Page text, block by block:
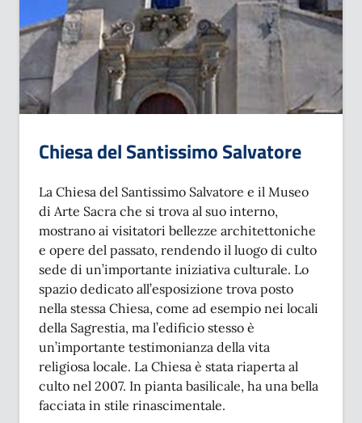
Chiesa del Santissimo Salvatore
La Chiesa del Santissimo Salvatore e il Museo
di Arte Sacra che si trova al suo interno,
mostrano ai visitatori bellezze architettoniche
e opere del passato, rendendo il luogo di culto
sede di un’importante iniziativa culturale. Lo
spazio dedicato all’esposizione trova posto
nella stessa Chiesa, come ad esempio nei locali
della Sagrestia, ma l’edificio stesso è
un’importante testimonianza della vita
religiosa locale. La Chiesa è stata riaperta al
culto nel 2007. In pianta basilicale, ha una bella
facciata in stile rinascimentale.